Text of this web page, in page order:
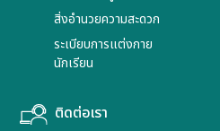
สิ่งอำนวยความสะดวก
ระเบียบการแต่งกาย
นักเรียน
ติดต่อเรา